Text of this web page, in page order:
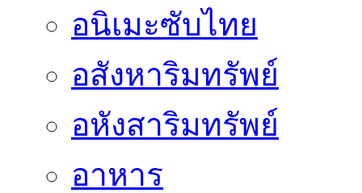
อนิเมะซับไทย
อสังหาริมทรัพย์
อหังสาริมทรัพย์
อาหาร